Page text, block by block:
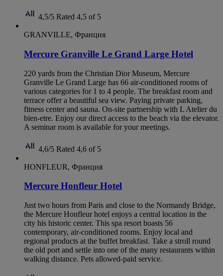
4,5/5 Rated 4,5 of 5
GRANVILLE, Франция
Mercure Granville Le Grand Large Hotel
220 yards from the Christian Dior Museum, Mercure
Granville Le Grand Large has 66 air-conditioned rooms of
various categories for 1 to 4 people. The breakfast room and
terrace offer a beautiful sea view. Paying private parking,
fitness center and sauna. On-site partnership with L Atelier du
bien-etre. Enjoy our direct access to the beach via the elevator.
A seminar room is available for your meetings.
4,6/5 Rated 4,6 of 5
HONFLEUR, Франция
Mercure Honfleur Hotel
Just two hours from Paris and close to the Normandy Bridge,
the Mercure Honfleur hotel enjoys a central location in the
city his historic center. This spa resort boasts 56
contemporary, air-conditioned rooms. Enjoy local and
regional products at the buffet breakfast. Take a stroll round
the old port and settle into one of the many restaurants within
walking distance. Pets allowed-paid service.